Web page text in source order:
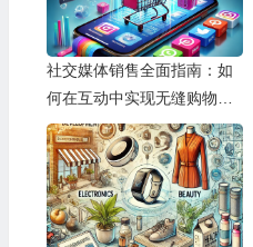
社交媒体销售全面指南：如
何在互动中实现无缝购物体
验